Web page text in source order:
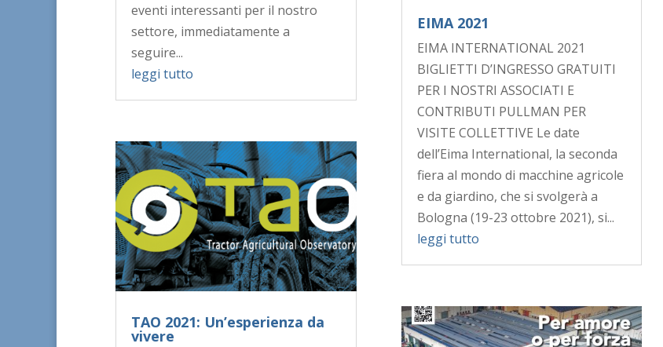
eventi interessanti per il nostro
settore, immediatamente a
seguire...
leggi tutto
TAO 2021: Un’esperienza da
vivere
EIMA 2021
EIMA INTERNATIONAL 2021
BIGLIETTI D’INGRESSO GRATUITI
PER I NOSTRI ASSOCIATI E
CONTRIBUTI PULLMAN PER
VISITE COLLETTIVE Le date
dell’Eima International, la seconda
fiera al mondo di macchine agricole
e da giardino, che si svolgerà a
Bologna (19-23 ottobre 2021), si...
leggi tutto